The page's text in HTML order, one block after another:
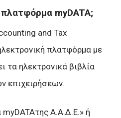
πλατφόρμα myDATA;
and Tax
πλατφόρμα με
τα ηλεκτρονικά βιβλία
επιχειρήσεων.
Α.Α.Δ.Ε.» ή